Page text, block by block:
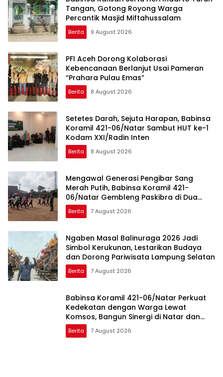
Tangan, Gotong Royong Warga
Percantik Masjid Miftahussalam
Berita 9 August 2026
PFI Aceh Dorong Kolaborasi
Kebencanaan Berlanjut Usai Pameran
“Prahara Pulau Emas”
Berita 8 August 2026
Setetes Darah, Sejuta Harapan, Babinsa
Koramil 421-06/Natar Sambut HUT ke-1
Kodam XXI/Radin Inten
Berita 8 August 2026
Mengawal Generasi Pengibar Sang
Merah Putih, Babinsa Koramil 421-
06/Natar Gembleng Paskibra di Dua
Kecamatan Jelang HUT RI ke-81
Berita 7 August 2026
Ngaben Masal Balinuraga 2026 Jadi
Simbol Kerukunan, Lestarikan Budaya
dan Dorong Pariwisata Lampung Selatan
Berita 7 August 2026
Babinsa Koramil 421-06/Natar Perkuat
Kedekatan dengan Warga Lewat
Komsos, Bangun Sinergi di Natar dan
Tegineneng
Berita 7 August 2026